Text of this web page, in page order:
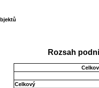
Rozsah
Celkový